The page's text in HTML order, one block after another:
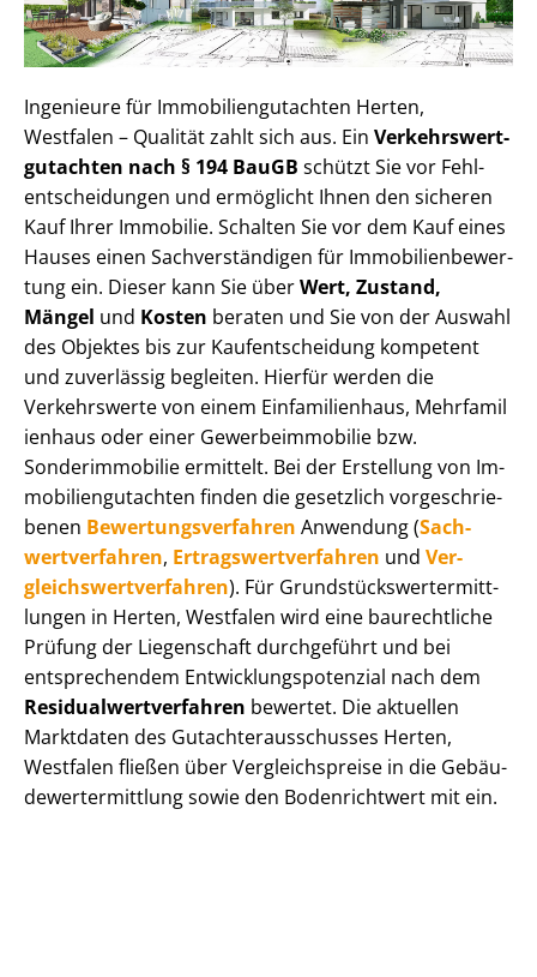
Ingenieure für Im­mo­bi­li­en­gut­ach­ten Herten,
Westfalen – Qualität zahlt sich aus. Ein Ver­kehrs­wert­
gut­ach­ten nach § 194 BauGB schützt Sie vor Fehl­
ent­schei­dun­gen und ermöglicht Ihnen den sicheren
Kauf Ihrer Immobilie. Schalten Sie vor dem Kauf eines
Hauses einen Sach­ver­stän­di­gen für Im­mo­bi­li­en­be­wer­
tung ein. Dieser kann Sie überWert, Zustand,
Mängel und Kosten beraten und Sie von der Auswahl
des Objektes bis zur Kauf­ent­schei­dung kompetent
und zuverlässig begleiten. Hierfür werden die
Verkehrswerte von einem Einfamilienhaus, Mehr­fa­mi­l
i­en­haus oder einer Ge­wer­be­im­mo­bi­lie bzw.
Sonderimmobilie ermittelt. Bei der Erstellung von Im­
mo­bi­li­en­gut­ach­ten finden die gesetzlich vor­ge­schrie­
be­nen Be­wer­tungs­ver­fah­ren Anwendung (Sach­
wert­ver­fah­ren, Er­trags­wert­ver­fah­ren und Ver­
gleichs­wert­ver­fah­ren). Für Grund­stücks­wert­ermitt­
lun­gen in Herten, Westfalen wird eine baurechtliche
Prüfung der Liegenschaft durchgeführt und bei
entsprechendem Ent­wick­lungs­po­ten­zi­al nach dem
Re­si­du­al­wert­ver­fah­ren bewertet. Die aktuellen
Marktdaten des Gut­ach­ter­aus­schus­ses Herten,
Westfalen fließen über Ver­gleichs­prei­se in die Ge­bäu­
de­wert­ermitt­lung sowie den Bodenrichtwert mit ein.